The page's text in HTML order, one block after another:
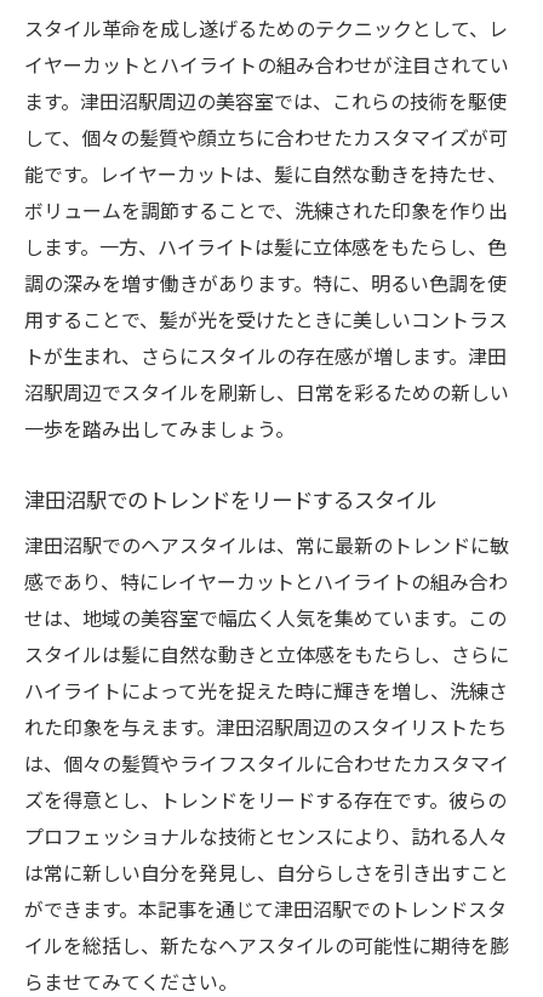
スタイル革命を成し遂げるためのテクニックとして、レ
イヤーカットとハイライトの組み合わせが注目されてい
ます。津田沼駅周辺の美容室では、これらの技術を駆使
して、個々の髪質や顔立ちに合わせたカスタマイズが可
能です。レイヤーカットは、髪に自然な動きを持たせ、
ボリュームを調節することで、洗練された印象を作り出
します。一方、ハイライトは髪に立体感をもたらし、色
調の深みを増す働きがあります。特に、明るい色調を使
用することで、髪が光を受けたときに美しいコントラス
トが生まれ、さらにスタイルの存在感が増します。津田
沼駅周辺でスタイルを刷新し、日常を彩るための新しい
一歩を踏み出してみましょう。
津田沼駅でのトレンドをリードするスタイル
津田沼駅でのヘアスタイルは、常に最新のトレンドに敏
感であり、特にレイヤーカットとハイライトの組み合わ
せは、地域の美容室で幅広く人気を集めています。この
スタイルは髪に自然な動きと立体感をもたらし、さらに
ハイライトによって光を捉えた時に輝きを増し、洗練さ
れた印象を与えます。津田沼駅周辺のスタイリストたち
は、個々の髪質やライフスタイルに合わせたカスタマイ
ズを得意とし、トレンドをリードする存在です。彼らの
プロフェッショナルな技術とセンスにより、訪れる人々
は常に新しい自分を発見し、自分らしさを引き出すこと
ができます。本記事を通じて津田沼駅でのトレンドスタ
イルを総括し、新たなヘアスタイルの可能性に期待を膨
らませてみてください。